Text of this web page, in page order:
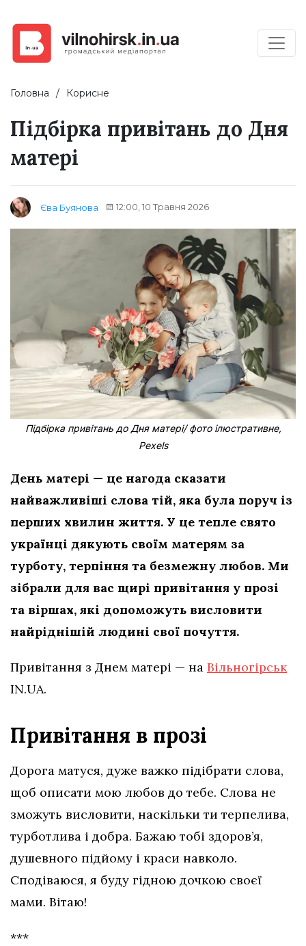
Головна Корисне
Підбірка привітань до Дня
матері
Єва Буянова 12:00, 10 Травня 2026
Підбірка привітань до Дня матері/ фото ілюстративне,
Pexels
День матері — це нагода сказати
найважливіші слова тій, яка була поруч із
перших хвилин життя. У це тепле свято
українці дякують своїм матерям за
турботу, терпіння та безмежну любов. Ми
зібрали для вас щирі привітання у прозі
та віршах, які допоможуть висловити
найріднішій людині свої почуття.
Привітання з Днем матері — на Вільногірськ
IN.UA.
Привітання в прозі
Дорога матуся, дуже важко підібрати слова,
щоб описати мою любов до тебе. Слова не
зможуть висловити, наскільки ти терпелива,
турботлива і добра. Бажаю тобі здоров’я,
душевного підйому і краси навколо.
Сподіваюся, я буду гідною дочкою своєї
мами. Вітаю!
***